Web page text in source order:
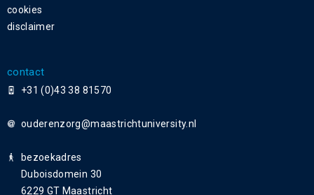
cookies
disclaimer
contact
+31 (0)43 38 81570
ouderenzorg
bezoekadres
Duboisdomein 30
6229 GT Maastricht